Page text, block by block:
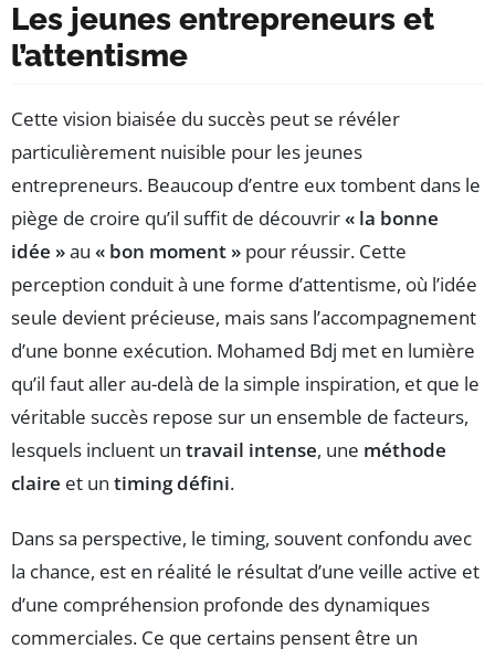
Les jeunes entrepreneurs et
l’attentisme
Cette vision biaisée du succès peut se révéler
particulièrement nuisible pour les jeunes
entrepreneurs. Beaucoup d’entre eux tombent dans le
piège de croire qu’il suffit de découvrir« la bonne
idée »au « bon moment » pour réussir. Cette
perception conduit à une forme d’attentisme, où l’idée
seule devient précieuse, mais sans l’accompagnement
d’une bonne exécution. Mohamed Bdj met en lumière
qu’il faut aller au-delà de la simple inspiration, et que le
véritable succès repose sur un ensemble de facteurs,
lesquels incluent un travail intense, une méthode
claire et un timing défini.
Dans sa perspective, le timing, souvent confondu avec
la chance, est en réalité le résultat d’une veille active et
d’une compréhension profonde des dynamiques
commerciales. Ce que certains pensent être un